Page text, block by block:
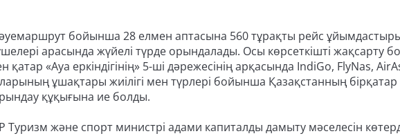
әуемаршрут бойынша 28 елмен аптасына 560 тұрақты рейс
арасында жүйелі түрде орындалады. Осы көрсеткішті жақсарту
«Ауа еркіндігінің» 5-ші дәрежесінің арқасында IndiGo, FlyNas,
ұшақтары жиілігі мен түрлері бойынша Қазақстанның бірқатар
құқығына ие болды.
және спорт министрі адами капиталды дамыту мәселесін